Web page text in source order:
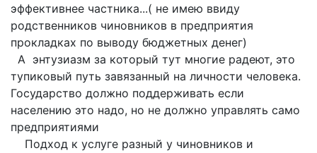
эффективнее частника...( не имею ввиду
родственников чиновников в предприятия
прокладках по выводу бюджетных денег)
А энтузиазм за который тут многие радеют, это
тупиковый путь завязанный на личности человека.
Государство должно поддерживать если
населению это надо, но не должно управлять само
предприятиями
Подход к услуге разный у чиновников и